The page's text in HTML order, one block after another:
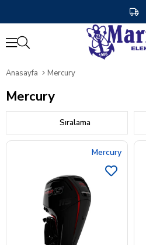
Anasayfa Mercury
Mercury
Sıralama
Mercury